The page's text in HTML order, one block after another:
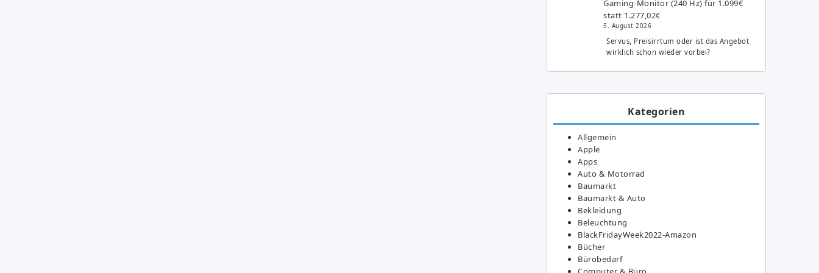
Gaming-Monitor (240 Hz) für 1.099€
statt 1.277,02€
5. August 2026
Servus, Preisirrtum oder ist das Angebot
wirklich schon wieder vorbei?
Kategorien
Allgemein
Apple
Apps
Auto & Motorrad
Baumarkt
Baumarkt & Auto
Bekleidung
Beleuchtung
BlackFridayWeek2022-Amazon
Bücher
Bürobedarf